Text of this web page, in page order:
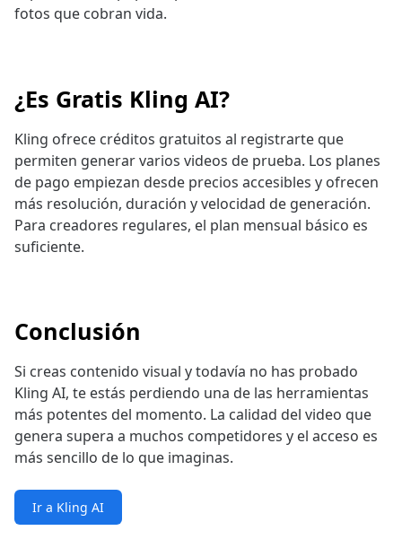
fotos que cobran vida.
¿Es Gratis Kling AI?
Kling ofrece créditos gratuitos al registrarte que
permiten generar varios videos de prueba. Los planes
de pago empiezan desde precios accesibles y ofrecen
más resolución, duración y velocidad de generación.
Para creadores regulares, el plan mensual básico es
suficiente.
Conclusión
Si creas contenido visual y todavía no has probado
Kling AI, te estás perdiendo una de las herramientas
más potentes del momento. La calidad del video que
genera supera a muchos competidores y el acceso es
más sencillo de lo que imaginas.
Ir a Kling AI